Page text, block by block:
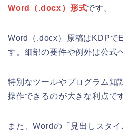
Word（.docx）形式です。
Word（.docx）原稿はKDPで
す。細部の要件や例外は公式
特別なツールやプログラム知
操作できるのが大きな利点で
また、Wordの「見出しスタ